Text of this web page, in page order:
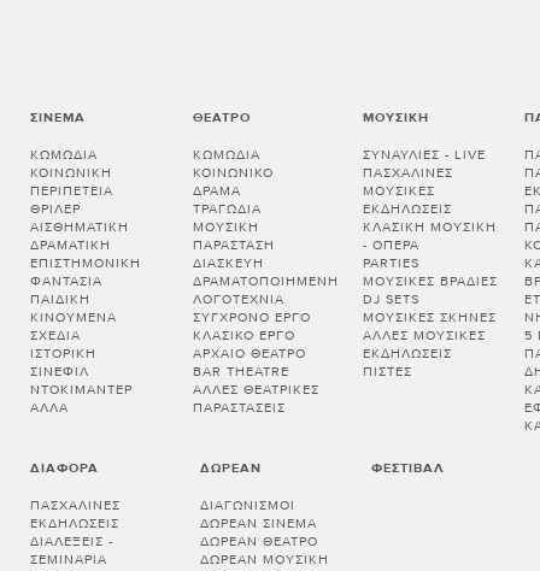
ΣΙΝΕΜΆ
ΚΩΜΩΔΊΑ
ΚΟΙΝΩΝΙΚΉ
ΠΕΡΙΠΈΤΕΙΑ
ΘΡΊΛΕΡ
ΑΙΣΘΗΜΑΤΙΚΉ
ΔΡΑΜΑΤΙΚΉ
ΕΠΙΣΤΗΜΟΝΙΚΉ
ΦΑΝΤΑΣΊΑ
ΠΑΙΔΙΚΉ
ΚΙΝΟΎΜΕΝΑ
ΣΧΈΔΙΑ
ΙΣΤΟΡΙΚΉ
ΣΙΝΕΦΊΛ
ΝΤΟΚΙΜΑΝΤΈΡ
ΆΛΛΑ
ΘΈΑΤΡΟ
ΚΩΜΩΔΊΑ
ΚΟΙΝΩΝΙΚΌ
ΔΡΆΜΑ
ΤΡΑΓΩΔΊΑ
ΜΟΥΣΙΚΉ
ΠΑΡΆΣΤΑΣΗ
ΔΙΑΣΚΕΥΉ
ΔΡΑΜΑΤΟΠΟΙΗΜΈΝΗ
ΛΟΓΟΤΕΧΝΊΑ
ΣΎΓΧΡΟΝΟ ΈΡΓΟ
ΚΛΑΣΙΚΌ ΈΡΓΟ
ΑΡΧΑΊΟ ΘΈΑΤΡΟ
BAR THEATRE
ΆΛΛΕΣ ΘΕΑΤΡΙΚΈΣ
ΠΑΡΑΣΤΆΣΕΙΣ
ΜΟΥΣΙΚΉ
ΣΥΝΑΥΛΊΕΣ - LIVE
ΠΑΣΧΑΛΙΝΈΣ
ΜΟΥΣΙΚΈΣ
ΕΚΔΗΛΏΣΕΙΣ
ΚΛΑΣΙΚΉ ΜΟΥΣΙΚΉ
- ΌΠΕΡΑ
PARTIES
ΜΟΥΣΙΚΈΣ ΒΡΑΔΙΈΣ
DJ SETS
ΜΟΥΣΙΚΈΣ ΣΚΗΝΈΣ
ΆΛΛΕΣ ΜΟΥΣΙΚΈΣ
ΕΚΔΗΛΏΣΕΙΣ
ΠΊΣΤΕΣ
5
ΔΙΆΦΟΡΑ
ΠΑΣΧΑΛΙΝΈΣ
ΕΚΔΗΛΏΣΕΙΣ
ΔΙΑΛΕΞΕΙΣ -
ΣΕΜΙΝΑΡΙΑ
ΔΩΡΕΆΝ
ΔΙΑΓΩΝΙΣΜΟΊ
ΔΩΡΕΆΝ ΣΙΝΕΜΆ
ΔΩΡΕΆΝ ΘΈΑΤΡΟ
ΔΩΡΕΆΝ ΜΟΥΣΙΚΉ
ΦΕΣΤΙΒΆΛ